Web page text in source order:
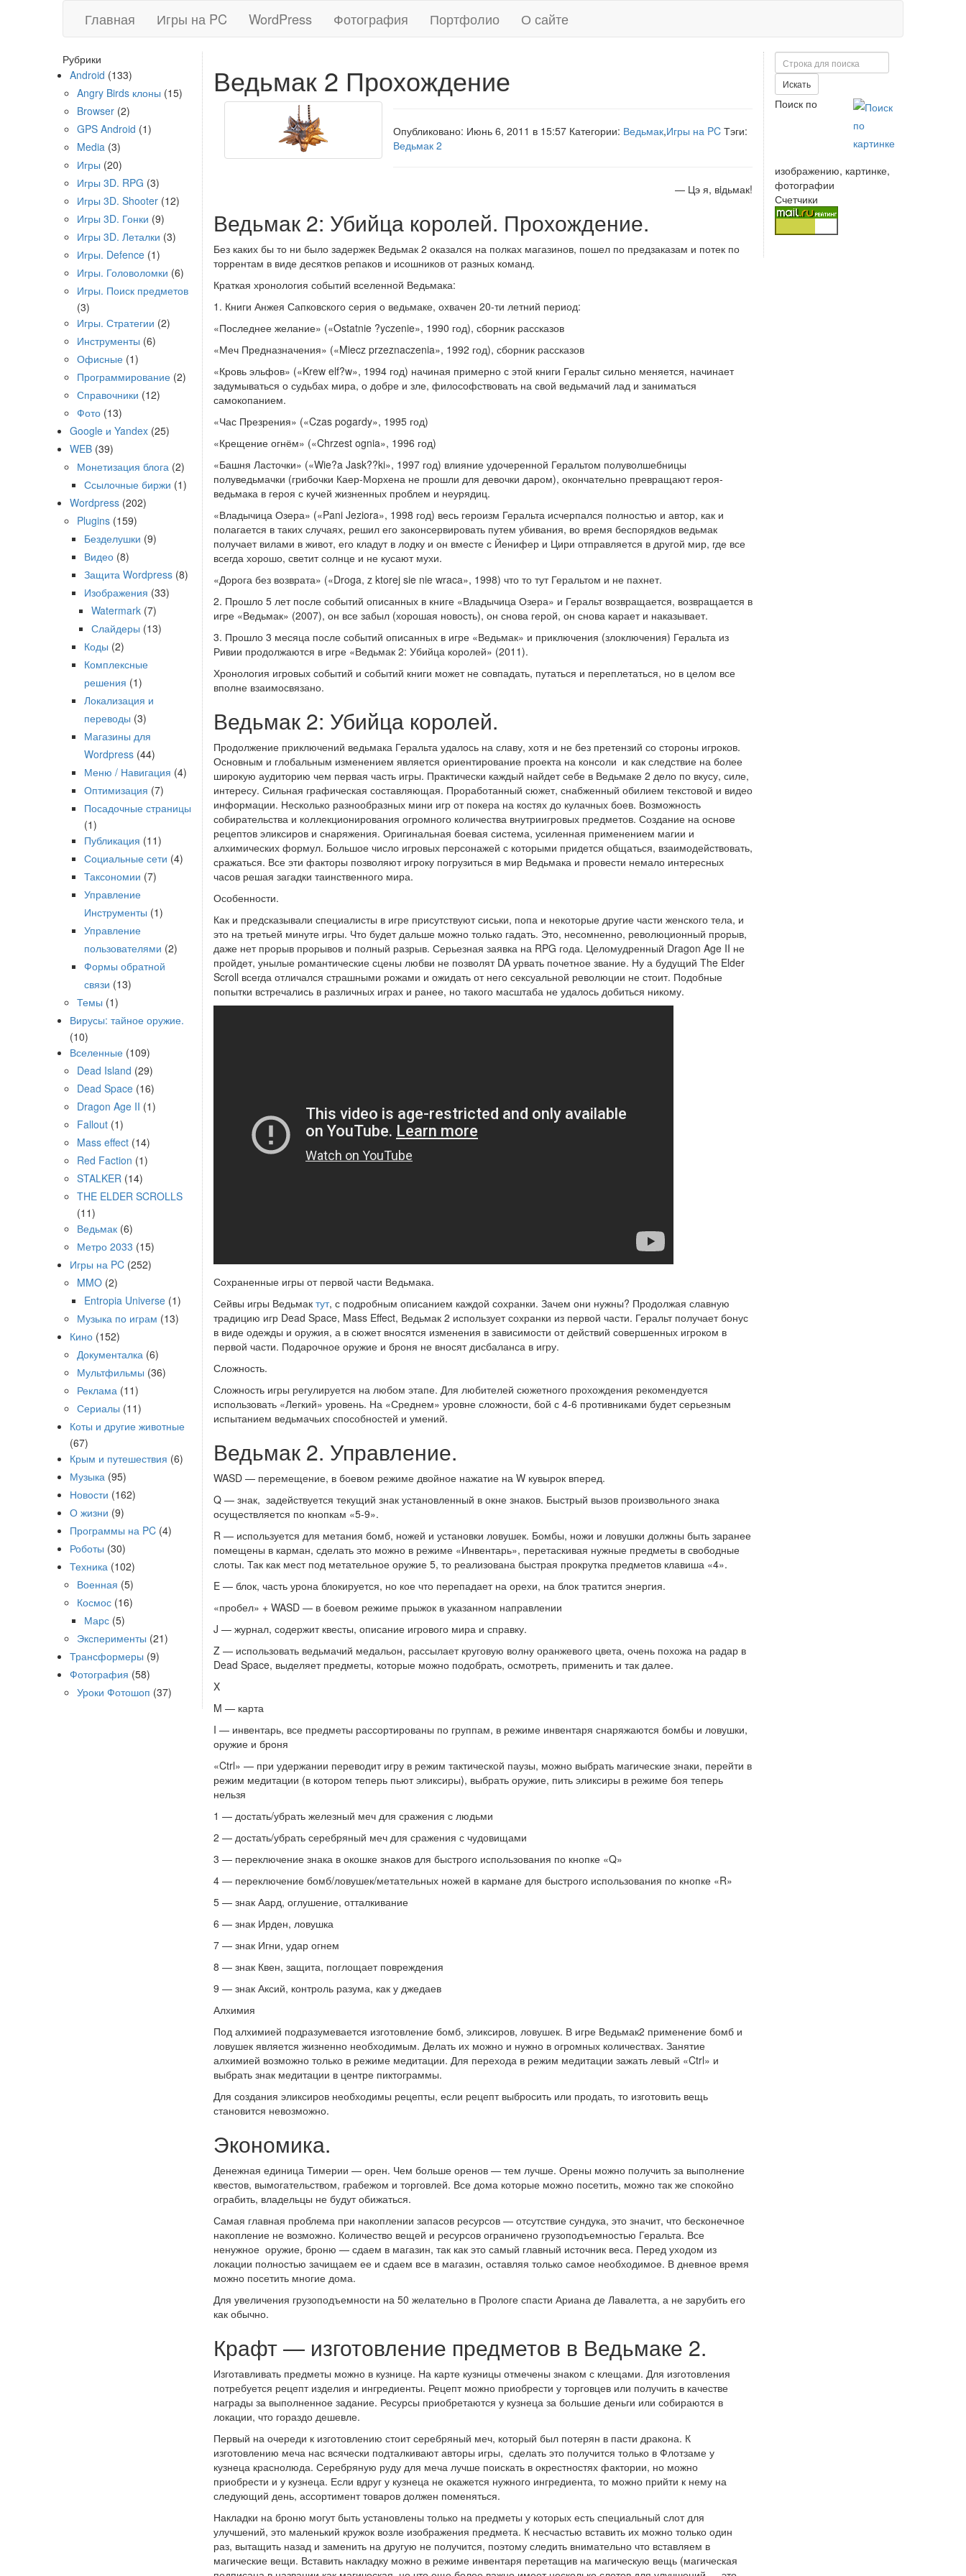
Главная Игры на PC WordPress Фотография Портфолио О сайте
Ведьмак 2 Прохождение
Опубликовано: Июнь 6, 2011 в 15:57 Категории: Ведьмак,Игры на PC Тэги:
Ведьмак 2
— Цэ я, вiдьмак!
Ведьмак 2: Убийца королей. Прохождение.
Без каких бы то ни было задержек Ведьмак 2 оказался на полках магазинов, пошел по предзаказам и потек по
торрентам в виде десятков репаков и исошников от разных команд.
Краткая хронология событий вселенной Ведьмака:
1. Книги Анжея Сапковского серия о ведьмаке, охвачен 20-ти летний период:
«Последнее желание» («Ostatnie ?yczenie», 1990 год), сборник рассказов
«Меч Предназначения» («Miecz przeznaczenia», 1992 год), сборник рассказов
«Кровь эльфов» («Krew elf?w», 1994 год) начиная примерно с этой книги Геральт сильно меняется, начинает
задумываться о судьбах мира, о добре и зле, философствовать на свой ведьмачий лад и заниматься
самокопанием.
«Час Презрения» («Czas pogardy», 1995 год)
«Крещение огнём» («Chrzest ognia», 1996 год)
«Башня Ласточки» («Wie?a Jask??ki», 1997 год) влияние удочеренной Геральтом полуволшебницы
полуведьмачки (грибочки Каер-Морхена не прошли для девочки даром), окончательно превращают героя-
ведьмака в героя с кучей жизненных проблем и неурядиц.
«Владычица Озера» («Pani Jeziora», 1998 год) весь героизм Геральта исчерпался полностью и автор, как и
полагается в таких случаях, решил его законсервировать путем убивания, во время беспорядков ведьмак
получает вилами в живот, его кладут в лодку и он вместе с Йенифер и Цири отправляется в другой мир, где все
всегда хорошо, светит солнце и не кусают мухи.
«Дорога без возврата» («Droga, z ktorej sie nie wraca», 1998) что то тут Геральтом и не пахнет.
2. Прошло 5 лет после событий описанных в книге «Владычица Озера» и Геральт возвращается, возвращается в
игре «Ведьмак» (2007), он все забыл (хорошая новость), он снова герой, он снова карает и наказывает.
3. Прошло 3 месяца после событий описанных в игре «Ведьмак» и приключения (злоключения) Геральта из
Ривии продолжаются в игре «Ведьмак 2: Убийца королей» (2011).
Хронология игровых событий и событий книги может не совпадать, путаться и переплетаться, но в целом все
вполне взаимосвязано.
Ведьмак 2: Убийца королей.
Продолжение приключений ведьмака Геральта удалось на славу, хотя и не без претензий со стороны игроков.
Основным и глобальным изменением является ориентирование проекта на консоли и как следствие на более
широкую аудиторию чем первая часть игры. Практически каждый найдет себе в Ведьмаке 2 дело по вкусу, силе,
интересу. Сильная графическая составляющая. Проработанный сюжет, снабженный обилием текстовой и видео
информации. Несколько разнообразных мини игр от покера на костях до кулачных боев. Возможность
собирательства и коллекционирования огромного количества внутриигровых предметов. Создание на основе
рецептов эликсиров и снаряжения. Оригинальная боевая система, усиленная применением магии и
алхимических формул. Большое число игровых персонажей с которыми придется общаться, взаимодействовать,
сражаться. Все эти факторы позволяют игроку погрузиться в мир Ведьмака и провести немало интересных
часов решая загадки таинственного мира.
Особенности.
Как и предсказывали специалисты в игре присутствуют сиськи, попа и некоторые другие части женского тела, и
это на третьей минуте игры. Что будет дальше можно только гадать. Это, несомненно, революционный прорыв,
даже нет прорыв прорывов и полный разрыв. Серьезная заявка на RPG года. Целомудренный Dragon Age II не
пройдет, унылые романтические сцены любви не позволят DA урвать почетное звание. Ну а будущий The Elder
Scroll всегда отличался страшными рожами и ожидать от него сексуальной революции не стоит. Подобные
попытки встречались в различных играх и ранее, но такого масштаба не удалось добиться никому.
Сохраненные игры от первой части Ведьмака.
Сейвы игры Ведьмак тут, с подробным описанием каждой сохранки. Зачем они нужны? Продолжая славную
традицию игр Dead Space, Mass Effect, Ведьмак 2 использует сохранки из первой части. Геральт получает бонус
в виде одежды и оружия, а в сюжет вносятся изменения в зависимости от действий совершенных игроком в
первой части. Подарочное оружие и броня не вносят дисбаланса в игру.
Сложность.
Сложность игры регулируется на любом этапе. Для любителей сюжетного прохождения рекомендуется
использовать «Легкий» уровень. На «Среднем» уровне сложности, бой с 4-6 противниками будет серьезным
испытанием ведьмачьих способностей и умений.
Ведьмак 2. Управление.
WASD — перемещение, в боевом режиме двойное нажатие на W кувырок вперед.
Q — знак, задействуется текущий знак установленный в окне знаков. Быстрый вызов произвольного знака
осуществляется по кнопкам «5-9».
R — используется для метания бомб, ножей и установки ловушек. Бомбы, ножи и ловушки должны быть заранее
помещены в карман, сделать это можно в режиме «Инвентарь», перетаскивая нужные предметы в свободные
слоты. Так как мест под метательное оружие 5, то реализована быстрая прокрутка предметов клавиша «4».
E — блок, часть урона блокируется, но кое что перепадает на орехи, на блок тратится энергия.
«пробел» + WASD — в боевом режиме прыжок в указанном направлении
J — журнал, содержит квесты, описание игрового мира и справку.
Z — использовать ведьмачий медальон, рассылает круговую волну оранжевого цвета, очень похожа на радар в
Dead Space, выделяет предметы, которые можно подобрать, осмотреть, применить и так далее.
X
M — карта
I — инвентарь, все предметы рассортированы по группам, в режиме инвентаря снаряжаются бомбы и ловушки,
оружие и броня
«Ctrl» — при удержании переводит игру в режим тактической паузы, можно выбрать магические знаки, перейти в
режим медитации (в котором теперь пьют эликсиры), выбрать оружие, пить эликсиры в режиме боя теперь
нельзя
1 — достать/убрать железный меч для сражения с людьми
2 — достать/убрать серебряный меч для сражения с чудовищами
3 — переключение знака в окошке знаков для быстрого использования по кнопке «Q»
4 — переключение бомб/ловушек/метательных ножей в кармане для быстрого использования по кнопке «R»
5 — знак Аард, оглушение, отталкивание
6 — знак Ирден, ловушка
7 — знак Игни, удар огнем
8 — знак Квен, защита, поглощает повреждения
9 — знак Аксий, контроль разума, как у джедаев
Алхимия
Под алхимией подразумевается изготовление бомб, эликсиров, ловушек. В игре Ведьмак2 применение бомб и
ловушек является жизненно необходимым. Делать их можно и нужно в огромных количествах. Занятие
алхимией возможно только в режиме медитации. Для перехода в режим медитации зажать левый «Ctrl» и
выбрать знак медитации в центре пиктограммы.
Для создания эликсиров необходимы рецепты, если рецепт выбросить или продать, то изготовить вещь
становится невозможно.
Экономика.
Денежная единица Тимерии — орен. Чем больше оренов — тем лучше. Орены можно получить за выполнение
квестов, вымогательством, грабежом и торговлей. Все дома которые можно посетить, можно так же спокойно
ограбить, владельцы не будут обижаться.
Самая главная проблема при накоплении запасов ресурсов — отсутствие сундука, это значит, что бесконечное
накопление не возможно. Количество вещей и ресурсов ограничено грузоподъемностью Геральта. Все
ненужное оружие, броню — сдаем в магазин, так как это самый главный источник веса. Перед уходом из
локации полностью зачищаем ее и сдаем все в магазин, оставляя только самое необходимое. В дневное время
можно посетить многие дома.
Для увеличения грузоподъемности на 50 желательно в Прологе спасти Ариана де Лавалетта, а не зарубить его
как обычно.
Крафт — изготовление предметов в Ведьмаке 2.
Изготавливать предметы можно в кузнице. На карте кузницы отмечены знаком с клещами. Для изготовления
потребуется рецепт изделия и ингредиенты. Рецепт можно приобрести у торговцев или получить в качестве
награды за выполненное задание. Ресурсы приобретаются у кузнеца за большие деньги или собираются в
локации, что гораздо дешевле.
Первый на очереди к изготовлению стоит серебряный меч, который был потерян в пасти дракона. К
изготовлению меча нас всячески подталкивают авторы игры, сделать это получится только в Флотзаме у
кузнеца краснолюда. Серебряную руду для меча лучше поискать в окрестностях фактории, но можно
приобрести и у кузнеца. Если вдруг у кузнеца не окажется нужного ингредиента, то можно прийти к нему на
следующий день, ассортимент товаров должен поменяться.
Накладки на броню могут быть установлены только на предметы у которых есть специальный слот для
улучшений, это маленький кружок возле изображения предмета. К несчастью вставить их можно только один
раз, вытащить назад и заменить на другую не получится, поэтому следить внимательно что вставляем в
магические вещи. Вставить накладку можно в режиме инвентаря перетащив на магическую вещь (магическая
Рубрики
Android (133)
Angry Birds клоны (15)
Browser (2)
GPS Android (1)
Media (3)
Игры (20)
Игры 3D. RPG (3)
Игры 3D. Shooter (12)
Игры 3D. Гонки (9)
Игры 3D. Леталки (3)
Игры. Defence (1)
Игры. Головоломки (6)
Игры. Поиск предметов
(3)
Игры. Стратегии (2)
Инструменты (6)
Офисные (1)
Программирование (2)
Справочники (12)
Фото (13)
Google и Yandex (25)
WEB (39)
Монетизация блога (2)
Ссылочные биржи (1)
Wordpress (202)
Plugins (159)
Безделушки (9)
Видео (8)
Защита Wordpress (8)
Изображения (33)
Watermark (7)
Слайдеры (13)
Коды (2)
Комплексные
решения (1)
Локализация и
переводы (3)
Магазины для
Wordpress (44)
Меню / Навигация (4)
Оптимизация (7)
Посадочные страницы
(1)
Публикация (11)
Социальные сети (4)
Таксономии (7)
Управление
Инструменты (1)
Управление
пользователями (2)
Формы обратной
связи (13)
Темы (1)
Вирусы: тайное оружие.
(10)
Вселенные (109)
Dead Island (29)
Dead Space (16)
Dragon Age II (1)
Fallout (1)
Mass effect (14)
Red Faction (1)
STALKER (14)
THE ELDER SCROLLS
(11)
Ведьмак (6)
Метро 2033 (15)
Игры на PC (252)
MMO (2)
Entropia Universe (1)
Музыка по играм (13)
Кино (152)
Документалка (6)
Мультфильмы (36)
Реклама (11)
Сериалы (11)
Коты и другие животные
(67)
Крым и путешествия (6)
Музыка (95)
Новости (162)
О жизни (9)
Программы на PC (4)
Роботы (30)
Техника (102)
Военная (5)
Космос (16)
Марс (5)
Эксперименты (21)
Трансформеры (9)
Фотография (58)
Уроки Фотошоп (37)
Поиск
Искать
Поиск по
изображению, картинке,
фотографии
Счетчики